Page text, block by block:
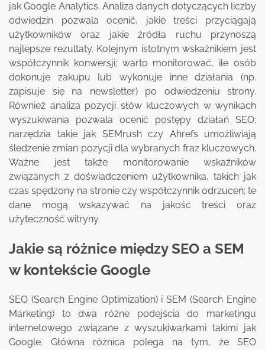
jak Google Analytics. Analiza danych dotyczących liczby
odwiedzin pozwala ocenić, jakie treści przyciągają
użytkowników oraz jakie źródła ruchu przynoszą
najlepsze rezultaty. Kolejnym istotnym wskaźnikiem jest
współczynnik konwersji; warto monitorować, ile osób
dokonuje zakupu lub wykonuje inne działania (np.
zapisuje się na newsletter) po odwiedzeniu strony.
Również analiza pozycji słów kluczowych w wynikach
wyszukiwania pozwala ocenić postępy działań SEO;
narzędzia takie jak SEMrush czy Ahrefs umożliwiają
śledzenie zmian pozycji dla wybranych fraz kluczowych.
Ważne jest także monitorowanie wskaźników
związanych z doświadczeniem użytkownika, takich jak
czas spędzony na stronie czy współczynnik odrzuceń; te
dane mogą wskazywać na jakość treści oraz
użyteczność witryny.
Jakie są różnice między SEO a SEM
w kontekście Google
SEO (Search Engine Optimization) i SEM (Search Engine
Marketing) to dwa różne podejścia do marketingu
internetowego związane z wyszukiwarkami takimi jak
Google. Główna różnica polega na tym, że SEO